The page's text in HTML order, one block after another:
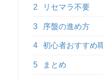
2 リセマラ不要
3 序盤の進め方
4 初心者おすすめ
5 まとめ